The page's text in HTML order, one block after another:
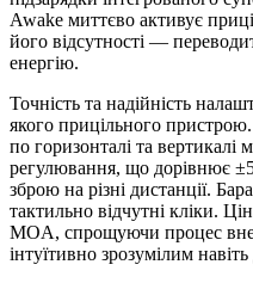
Awake миттєво активує
його відсутності —
енергію.
Точність та надійність
якого прицільного
по горизонталі та вертикалі
регулювання, що дорівнює
зброю на різні дистанції.
тактильно відчутні кліки.
MOA, спрощуючи процес
інтуїтивно зрозумілим